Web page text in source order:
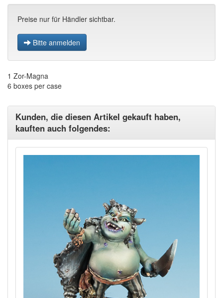
Preise nur für Händler sichtbar.
Bitte anmelden
1 Zor-Magna
6 boxes per case
Kunden, die diesen Artikel gekauft haben,
kauften auch folgendes: